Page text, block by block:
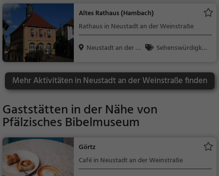
Altes Rathaus (Hambach)
Rathaus in Neustadt an der Weinstraße
Neustadt an der W
Sehenswürdigkei
Mehr Aktivitäten in Neustadt an der Weinstraße finden
Gaststätten in der Nähe von
Pfälzisches Bibelmuseum
Görtz
Café in Neustadt an der Weinstraße